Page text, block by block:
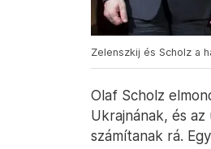
Zelenszkij és Scholz a
Olaf Scholz
Ukrajnának, és
számítanak rá.